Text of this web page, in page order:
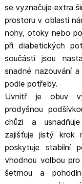
se vyznačuje extra
prostoru v oblasti
nohy, otoky nebo
při diabetických
součástí jsou
snadné nazouvání
podle potřeby.
Uvnitř je obuv
prodyšnou
chůzi a
zajišťuje jistý krok
poskytuje stabilní
vhodnou volbou
šetrnou a